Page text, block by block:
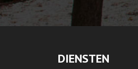
DIENSTEN